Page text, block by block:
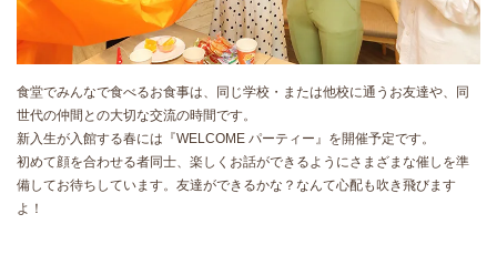
食堂でみんなで食べるお食事は、同じ学校・または他校に通うお友達や、同
世代の仲間との大切な交流の時間です。
新入生が入館する春には『WELCOME パーティー』を開催予定です。
初めて顔を合わせる者同士、楽しくお話ができるようにさまざまな催しを準
備してお待ちしています。友達ができるかな？なんて心配も吹き飛びます
よ！